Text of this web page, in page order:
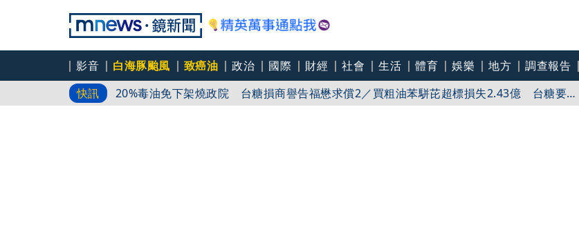
影音 白海豚颱風 致癌油 政治 國際 財經 社會 生活 體育 娛樂 地方 調查報告
快訊
20%毒油免下架燒政院 台糖損商譽告福懋求償2／買粗油苯駢芘超標損失2.43億 台糖要告
福懋求償
名店遭出征「白漆蓋蔣沈簽名」 蔣萬安首回應：麵線油飯都喜歡